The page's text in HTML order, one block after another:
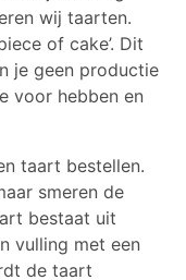
wij taarten.
of cake’. Dit
je geen productie
voor hebben en
taart bestellen.
smeren de
bestaat uit
vulling met een
de taart